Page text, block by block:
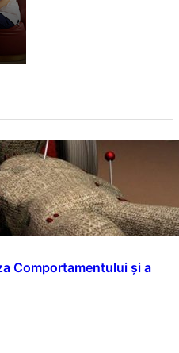
Comportamentului și a